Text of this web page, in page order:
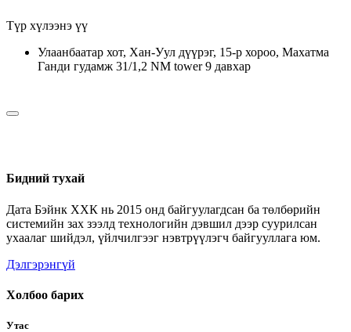
Түр хүлээнэ үү
Улаанбаатар хот, Хан-Уул дүүрэг, 15-р хороо, Махатма
Ганди гудамж 31/1,2 NM tower 9 давхар
Бидний тухай
Дата Бэйнк ХХК нь 2015 онд байгуулагдсан ба төлбөрийн
системийн зах зээлд технологийн дэвшил дээр суурилсан
ухаалаг шийдэл, үйлчилгээг нэвтрүүлэгч байгууллага юм.
Дэлгэрэнгүй
Холбоо барих
Утас